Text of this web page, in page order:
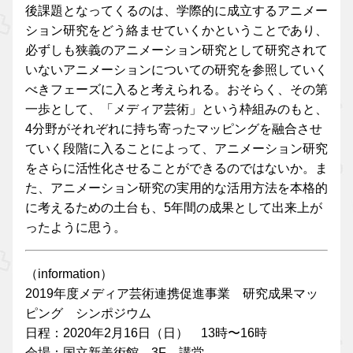
後課題となってくるのは、学際的に成立するアニメー
ション研究をどう絡ませていくかということであり、
必ずしも狭義のアニメーション研究として研究されて
いないアニメーションについての研究を参照していく
べきフェーズに入ると考えられる。おそらく、その第
一歩として、「メディア芸術」という枠組みのもと、
4分野がそれぞれに持ち寄ったマッピングを融合させ
ていく段階に入ることによって、アニメーション研究
をさらに活性化させることができるのではないか。ま
た、アニメーション研究の実用的な活用方法を本格的
に考えるための土台も、5年間の成果として出来上が
ったように思う。
（information）
2019年度メディア芸術連携促進事業 研究成果マッ
ピング シンポジウム
日程：2020年2月16日（日） 13時〜16時